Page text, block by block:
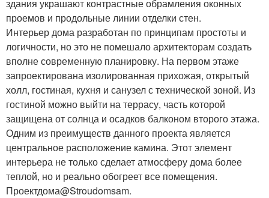
здания украшают контрастные обрамления оконных
проемов и продольные линии отделки стен.
Интерьер дома разработан по принципам простоты и
логичности, но это не помешало архитекторам создать
вполне современную планировку. На первом этаже
запроектирована изолированная прихожая, открытый
холл, гостиная, кухня и санузел с технической зоной. Из
гостиной можно выйти на террасу, часть которой
защищена от солнца и осадков балконом второго этажа.
Одним из преимуществ данного проекта является
центральное расположение камина. Этот элемент
интерьера не только сделает атмосферу дома более
теплой, но и реально обогреет все помещения.
Проектдома@Stroudomsam.